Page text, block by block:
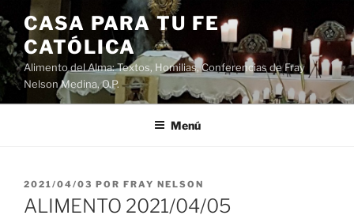
Saltar
al
contenido
CASA PARA TU FE
CATÓLICA
Alimento del Alma: Textos, Homilias, Conferencias de Fray
Nelson Medina, O.P.
Menú
PUBLICADO
EL
2021/04/03 POR FRAY NELSON
ALIMENTO 2021/04/05